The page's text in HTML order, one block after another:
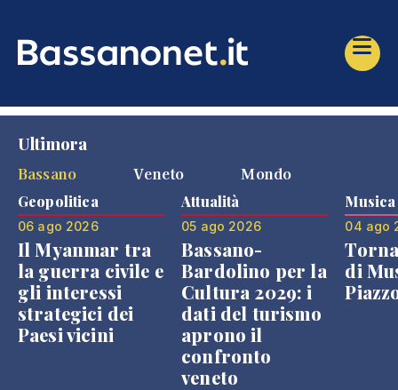
Ultimora
Bassano
Veneto Mondo
Geopolitica
06 ago 2026
Il Myanmar tra
la guerra civile e
gli interessi
strategici dei
Paesi vicini
Attualità
05 ago 2026
Bassano-
Bardolino per la
Cultura 2029: i
dati del turismo
aprono il
confronto
veneto
Musica
04 ago
di